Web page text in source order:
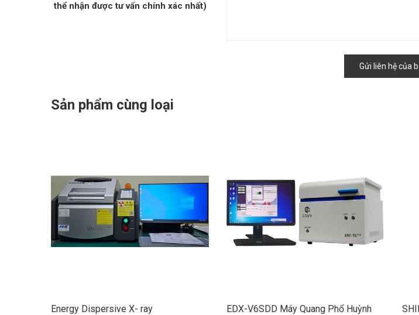
thể nhận được tư vấn chính xác nhất)
Gửi liên hệ của
Sản phẩm cùng loại
Energy Dispersive X- ray
EDX-V6SDD Máy Quang Phổ Huỳnh